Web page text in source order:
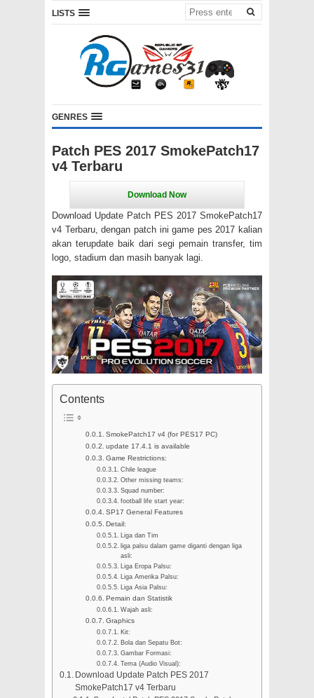
LISTS
GENRES
Patch PES 2017 SmokePatch17
v4 Terbaru
Download Update Patch PES 2017 SmokePatch17
v4 Terbaru, dengan patch ini game pes 2017 kalian
akan terupdate baik dari segi pemain transfer, tim
logo, stadium dan masih banyak lagi.
Contents
SmokePatch17 v4 (for PES17 PC)
update 17.4.1 is available
Game Restrictions:
Chile league
Other missing teams:
Squad number:
football life start year:
SP17 General Features
Detail:
Liga dan Tim
liga palsu dalam game diganti dengan liga
asli:
Liga Eropa Palsu:
Liga Amerika Palsu:
Liga Asia Palsu:
Pemain dan Statistik
Wajah asli:
Graphics
Kit:
Bola dan Sepatu Bot:
Gambar Formasi:
Tema (Audio Visual):
Download Update Patch PES 2017
SmokePatch17 v4 Terbaru